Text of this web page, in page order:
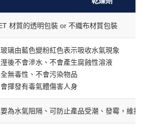
材質的透明包裝 or 不織布材質包裝
璃由藍色變粉紅色表示吸收水氣現象
後不會滲水、不會產生腐蝕性溶液
無毒性、不會污染物品
揮發有毒氣體傷害人身
為水氣阻隔、可防止產品受潮、發霉，維持食